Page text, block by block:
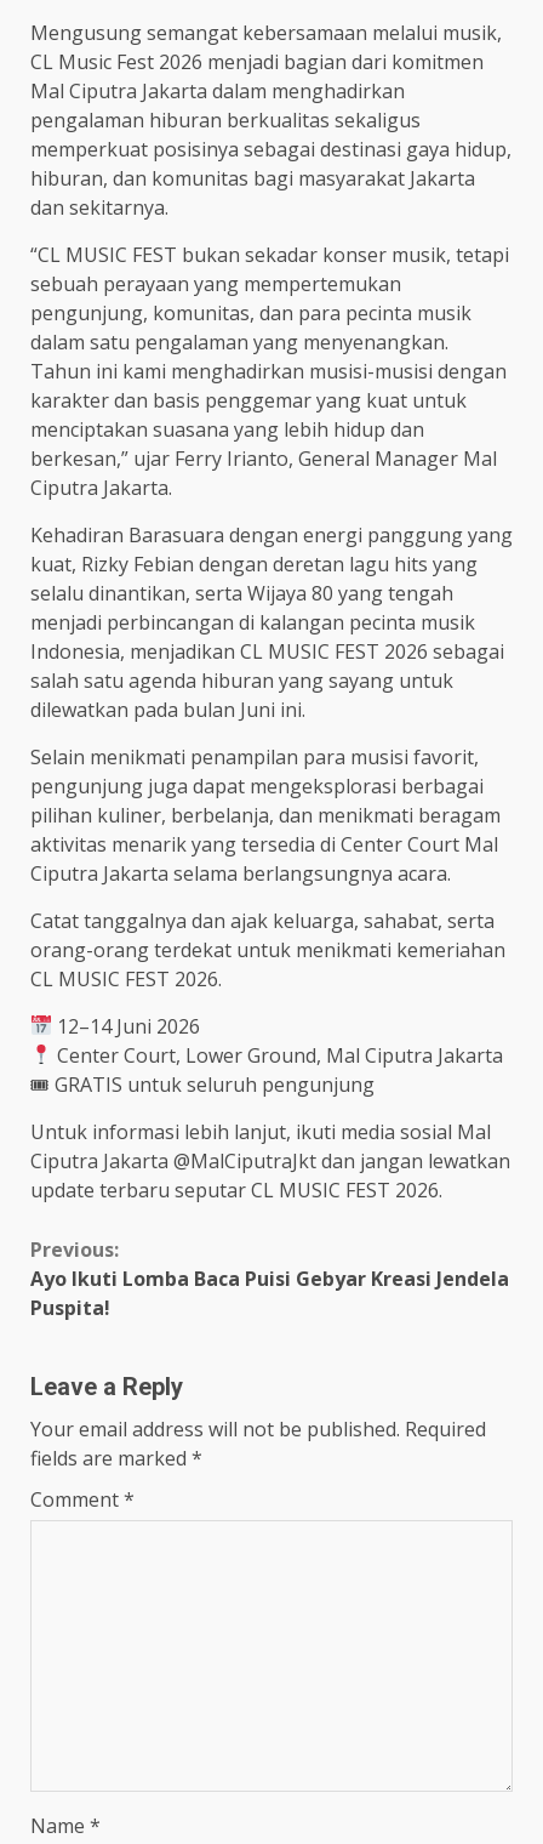
Mengusung semangat kebersamaan melalui musik,
CL Music Fest 2026 menjadi bagian dari komitmen
Mal Ciputra Jakarta dalam menghadirkan
pengalaman hiburan berkualitas sekaligus
memperkuat posisinya sebagai destinasi gaya hidup,
hiburan, dan komunitas bagi masyarakat Jakarta
dan sekitarnya.
“CL MUSIC FEST bukan sekadar konser musik, tetapi
sebuah perayaan yang mempertemukan
pengunjung, komunitas, dan para pecinta musik
dalam satu pengalaman yang menyenangkan.
Tahun ini kami menghadirkan musisi-musisi dengan
karakter dan basis penggemar yang kuat untuk
menciptakan suasana yang lebih hidup dan
berkesan,” ujar Ferry Irianto, General Manager Mal
Ciputra Jakarta.
Kehadiran Barasuara dengan energi panggung yang
kuat, Rizky Febian dengan deretan lagu hits yang
selalu dinantikan, serta Wijaya 80 yang tengah
menjadi perbincangan di kalangan pecinta musik
Indonesia, menjadikan CL MUSIC FEST 2026 sebagai
salah satu agenda hiburan yang sayang untuk
dilewatkan pada bulan Juni ini.
Selain menikmati penampilan para musisi favorit,
pengunjung juga dapat mengeksplorasi berbagai
pilihan kuliner, berbelanja, dan menikmati beragam
aktivitas menarik yang tersedia di Center Court Mal
Ciputra Jakarta selama berlangsungnya acara.
Catat tanggalnya dan ajak keluarga, sahabat, serta
orang-orang terdekat untuk menikmati kemeriahan
CL MUSIC FEST 2026.
12–14 Juni 2026
Center Court, Lower Ground, Mal Ciputra Jakarta
🎟 GRATIS untuk seluruh pengunjung
Untuk informasi lebih lanjut, ikuti media sosial Mal
Ciputra Jakarta @MalCiputraJkt dan jangan lewatkan
update terbaru seputar CL MUSIC FEST 2026.
Continue
Reading
Previous:
Ayo Ikuti Lomba Baca Puisi Gebyar Kreasi Jendela
Puspita!
Leave a Reply
Your email address will not be published. Required
fields are marked *
Comment*
Name *